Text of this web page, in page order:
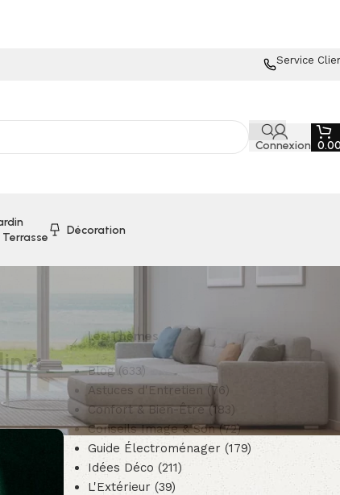
Service
Connexion
Terrasse
Décoration
à
Les Thèmes
Blog(633)
Astuces d'Entretien (76)
Confort & Bien-Être(183)
Conseils Image & Son(72)
Guide Électroménager (179)
Idées Déco (211)
L'Extérieur(39)